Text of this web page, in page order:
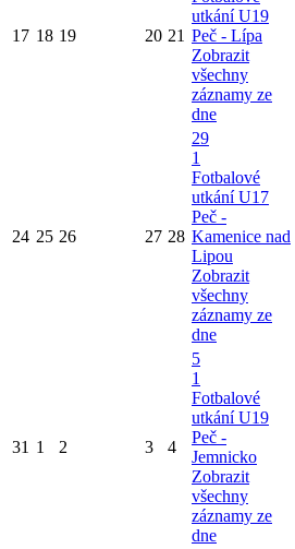
17 18 19 20 21
utkání U19
Peč - Lípa
Zobrazit
všechny
záznamy ze
dne
24 25 26 27 28
29
1
Fotbalové
utkání U17
Peč -
Kamenice nad
Lipou
Zobrazit
všechny
záznamy ze
dne
31 1 2 3 4
5
1
Fotbalové
utkání U19
Peč -
Jemnicko
Zobrazit
všechny
záznamy ze
dne